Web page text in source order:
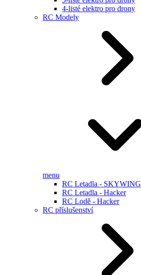
4-listé elektro pro drony
RC Modely
menu
RC Letadla - SKYWING
RC Letadla - Hacker
RC Lodě - Hacker
RC příslušenství